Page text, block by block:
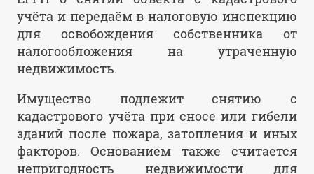
учёта и передаём в налоговую инспекцию
для освобождения собственника от
налогообложения на утраченную
недвижимость.
Имущество подлежит снятию с
кадастрового учёта при сносе или гибели
зданий после пожара, затопления и иных
факторов. Основанием также считается
непригодность недвижимости для